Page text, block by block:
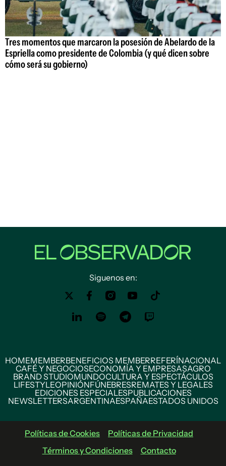
Tres momentos que marcaron la posesión de Abelardo de la
Espriella como presidente de Colombia (y qué dicen sobre
cómo será su gobierno)
Siguenos en:
HOMEMEMBERBENEFICIOS MEMBERREFERÍNACIONAL
CAFÉ Y NEGOCIOSECONOMÍA Y EMPRESASAGRO
BRAND STUDIOMUNDOCULTURA Y ESPECTÁCULOS
LIFESTYLEOPINIÓNFÚNEBRESREMATES Y LEGALES
EDICIONES ESPECIALESPUBLICACIONES
NEWSLETTERSARGENTINAESPAÑAESTADOS UNIDOS
Políticas de Cookies
Políticas de Privacidad
Términos y Condiciones
Contacto